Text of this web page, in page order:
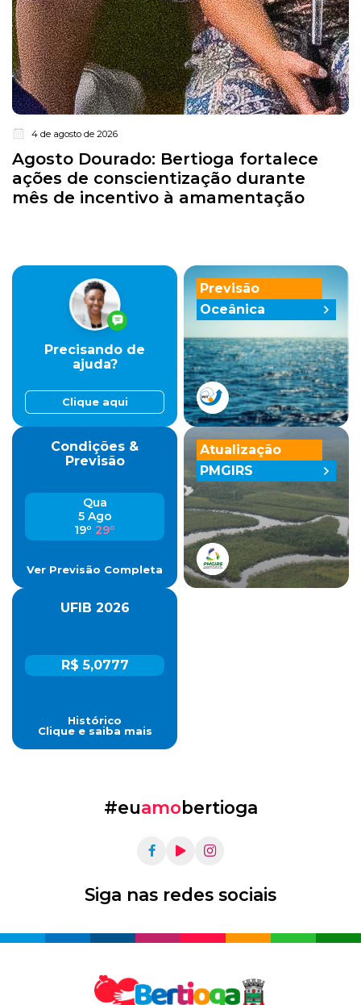
4 de agosto de 2026
Agosto Dourado: Bertioga fortalece
ações de conscientização durante
mês de incentivo à amamentação
Previsão
Oceânica
Precisando de
ajuda?
Clique aqui
Condições &
Previsão
Qua
5 Ago
19º 29º
Ver Previsão Completa
UFIB 2026
R$ 5,0777
Histórico
Clique e saiba mais
Atualização
PMGIRS
#euamobertioga
Siga nas redes sociais